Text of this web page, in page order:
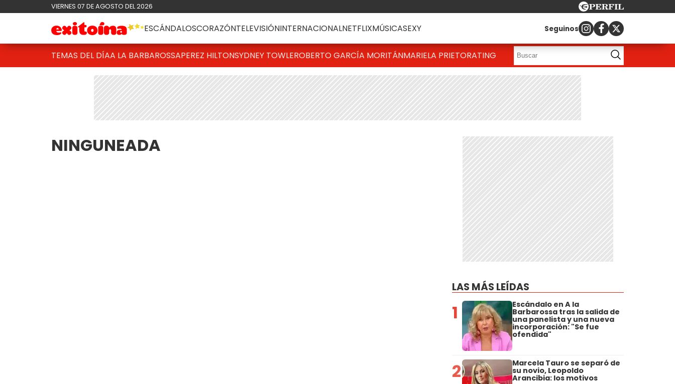
VIERNES 07 DE AGOSTO DEL 2026
ESCÁNDALOSCORAZÓNTELEVISIÓNINTERNACIONALNETFLIXMÚSICASEXY Seguinos
TEMAS DEL DÍAA LA BARBAROSSAPEREZ HILTONSYDNEY TOWLEROBERTO GARCÍA MORITÁNMARIELA PRIETORATING
NINGUNEADA
LAS MÁS LEÍDAS
1 Escándalo en A la
Barbarossa tras la salida de
una panelista y una nueva
incorporación: "Se fue
ofendida"
2 Marcela Tauro se separó de
su novio, Leopoldo
Arancibia: los motivos